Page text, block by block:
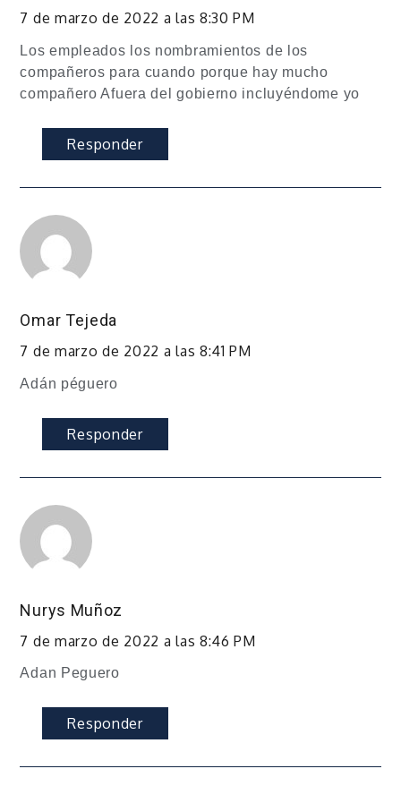
7 de marzo de 2022 a las 8:30 PM
Los empleados los nombramientos de los
compañeros para cuando porque hay mucho
compañero Afuera del gobierno incluyéndome yo
Responder
Omar Tejeda
7 de marzo de 2022 a las 8:41 PM
Adán péguero
Responder
Nurys Muñoz
7 de marzo de 2022 a las 8:46 PM
Adan Peguero
Responder